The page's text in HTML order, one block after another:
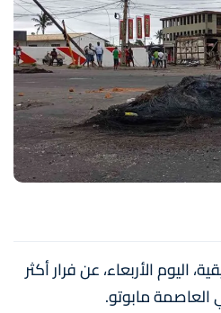
اليوم الأربعاء، عن فرار أكثر